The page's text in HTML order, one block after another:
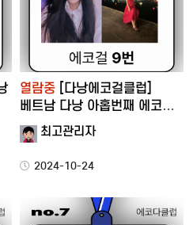
열람중 [다낭에코걸클럽]
베트남 다낭 아홉번째 에코걸
멤버최고관리자
2024-10-24